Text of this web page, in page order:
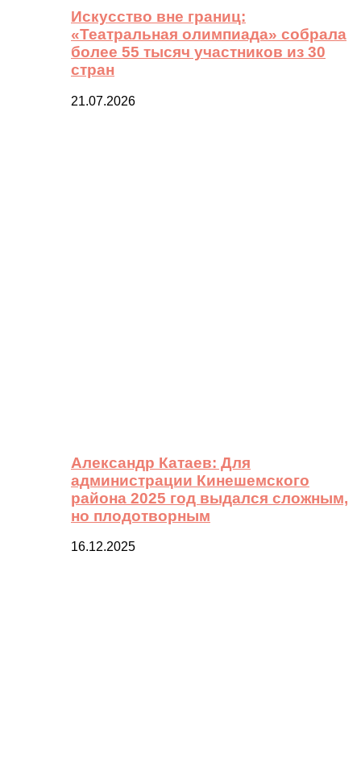
Искусство вне границ:
«Театральная олимпиада» собрала
более 55 тысяч участников из 30
стран
21.07.2026
Александр Катаев: Для
администрации Кинешемского
района 2025 год выдался сложным,
но плодотворным
16.12.2025